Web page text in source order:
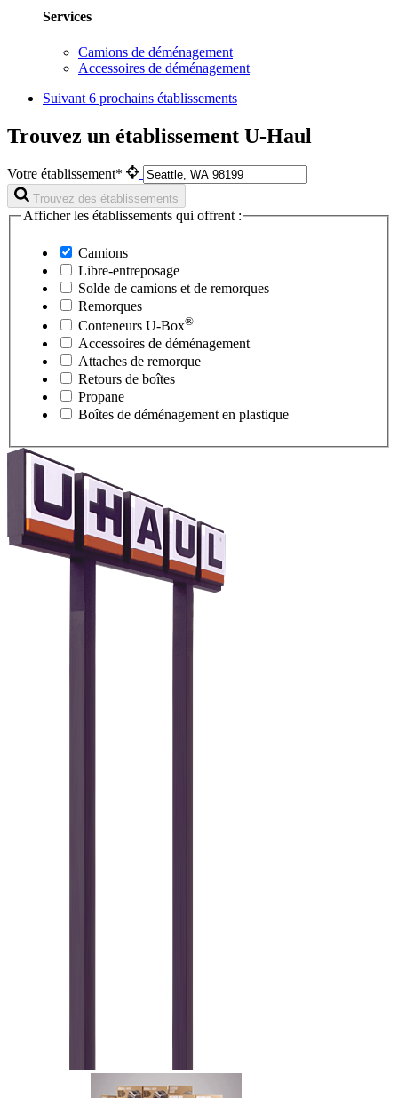
Services
Camions de déménagement
Accessoires de déménagement
Suivant 6 prochains établissements
Trouvez un établissement U-Haul
Votre établissement*
Trouvez des établissements
Afficher les établissements qui offrent :
Camions
Libre-entreposage
Solde de camions et de remorques
Remorques
Conteneurs U-Box®
Accessoires de déménagement
Attaches de remorque
Retours de boîtes
Propane
Boîtes de déménagement en plastique